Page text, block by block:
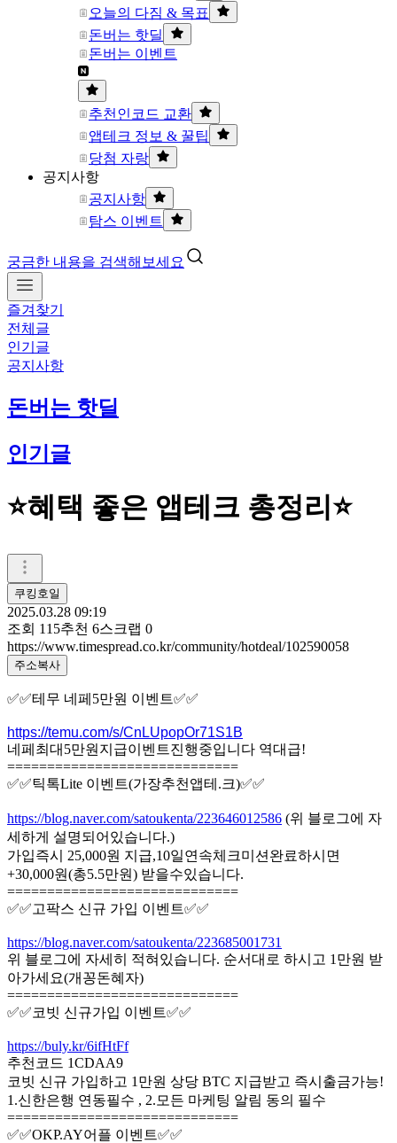
오늘의 다짐 & 목표
돈버는 핫딜
돈버는 이벤트
추천인코드 교환
앱테크 정보 & 꿀팁
당첨 자랑
공지사항
공지사항
탐스 이벤트
궁금한 내용을 검색해보세요
즐겨찾기
전체글
인기글
공지사항
돈버는 핫딜
인기글
⭐️혜택 좋은 앱테크 총정리⭐️
쿠킹호일
2025.03.28 09:19
조회 115추천 6스크랩 0
https://www.timespread.co.kr/community/hotdeal/102590058
주소복사
✅✅테무 네페5만원 이벤트✅✅
https://temu.com/s/CnLUpopOr71S1B
네페최대5만원지급이벤트진행중입니다 역대급!
=============================
✅✅틱톡Lite 이벤트(가장추천앱테.크)✅✅
https://blog.naver.com/satoukenta/223646012586 (위 블로그에 자
세하게 설명되어있습니다.)
가입즉시 25,000원 지급,10일연속체크미션완료하시면
+30,000원(총5.5만원) 받을수있습니다.
=============================
✅✅고팍스 신규 가입 이벤트✅✅
https://blog.naver.com/satoukenta/223685001731
위 블로그에 자세히 적혀있습니다. 순서대로 하시고 1만원 받
아가세요(개꽁돈혜자)
=============================
✅✅코빗 신규가입 이벤트✅✅
https://buly.kr/6ifHtFf
추천코드 1CDAA9
코빗 신규 가입하고 1만원 상당 BTC 지급받고 즉시출금가능!
1.신한은행 연동필수 , 2.모든 마케팅 알림 동의 필수
=============================
✅✅OKP.AY어플 이벤트✅✅